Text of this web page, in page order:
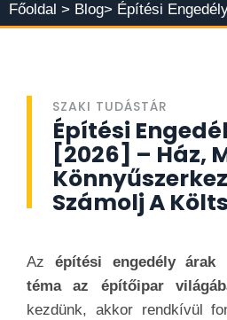
Főoldal > Blog> Építési
SZAKI TUDÁSTÁR
Építési
[2026] – Ház,
Számolj A
Az építési engedély árak
téma az építőipar
kezdünk, akkor rendkívül